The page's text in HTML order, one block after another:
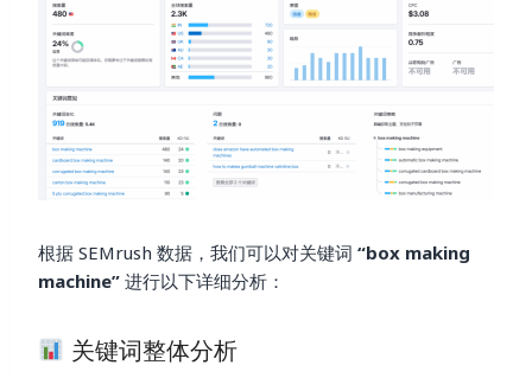
根据 SEMrush 数据，我们可以对关键词 “box making
machine” 进行以下详细分析：
关键词整体分析